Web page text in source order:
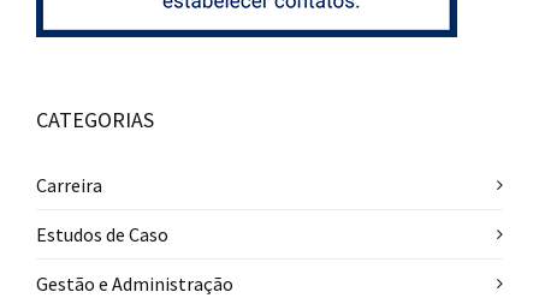
CATEGORIAS
Carreira
Estudos de Caso
Gestão e Administração